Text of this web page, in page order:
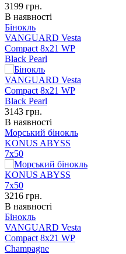
3199 грн.
В наявності
Бінокль
VANGUARD Vesta
Compact 8x21 WP
Black Pearl
3143 грн.
В наявності
Морський бінокль
KONUS ABYSS
7x50
3216 грн.
В наявності
Бінокль
VANGUARD Vesta
Compact 8x21 WP
Champagne